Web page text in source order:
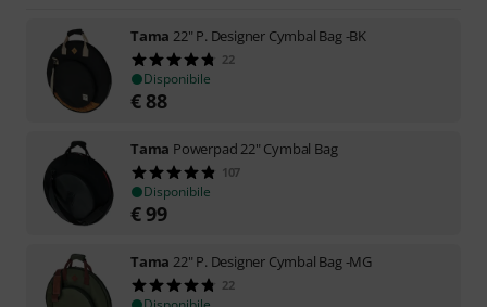
Tama 22" P. Designer Cymbal Bag -BK
22
Disponibile
€ 88
Tama Powerpad 22" Cymbal Bag
107
Disponibile
€99
Tama 22" P. Designer Cymbal Bag -MG
22